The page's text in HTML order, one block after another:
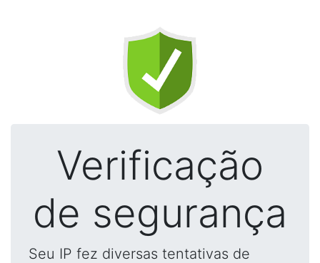
Verificação
de segurança
Seu IP fez diversas tentativas de